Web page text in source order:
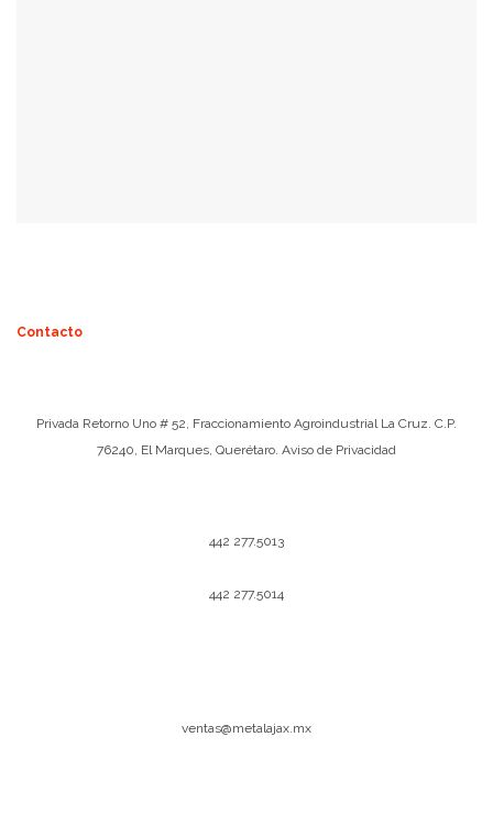
Contacto
Privada Retorno Uno # 52, Fraccionamiento Agroindustrial La Cruz. C.P.
76240, El Marques, Querétaro. Aviso de Privacidad
442 277.5013
442 277.5014
ventas@metalajax.mx